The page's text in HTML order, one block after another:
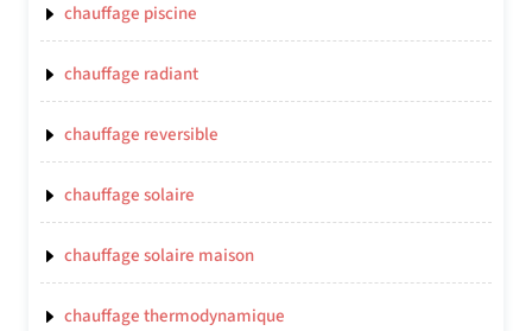
chauffage piscine
chauffage radiant
chauffage reversible
chauffage solaire
chauffage solaire maison
chauffage thermodynamique